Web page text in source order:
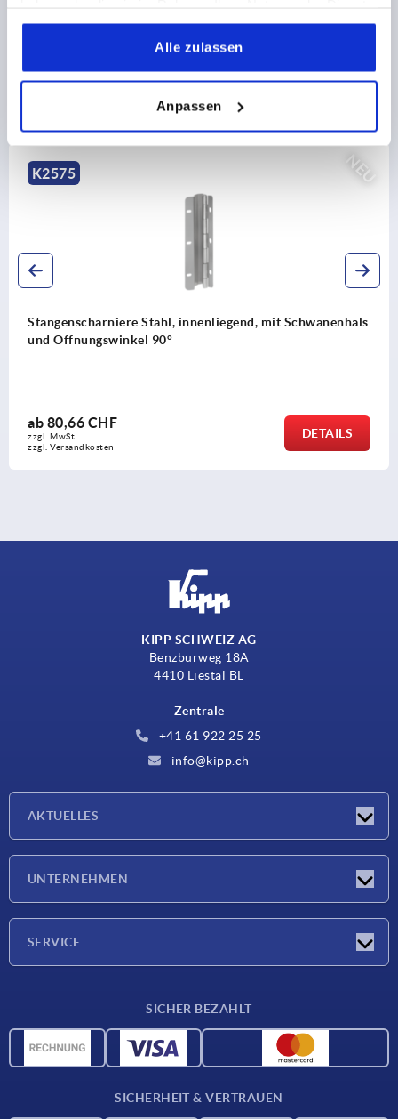
gesammelt haben.
Alle zulassen
Anpassen
Andere Kunden kauften auch
Stahl, innenliegend, mit Schwanenhals
90°
K2576
92,53 CHF
zzgl. MwSt.
zzgl. Versandkosten
KIPP SCHWEIZ AG
Benzburweg 18A
4410 Liestal BL
Zentrale
+41 61 922 25 25
info@kipp.ch
AKTUELLES
UNTERNEHMEN
SERVICE
CAD-Daten
SICHER BEZAHLT
SICHERHEIT & VERTRAUEN